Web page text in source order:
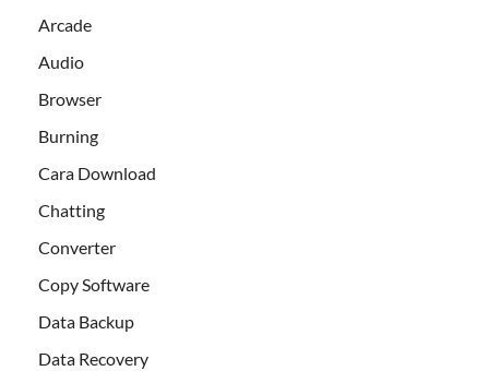
Arcade
Audio
Browser
Burning
Cara Download
Chatting
Converter
Copy Software
Data Backup
Data Recovery